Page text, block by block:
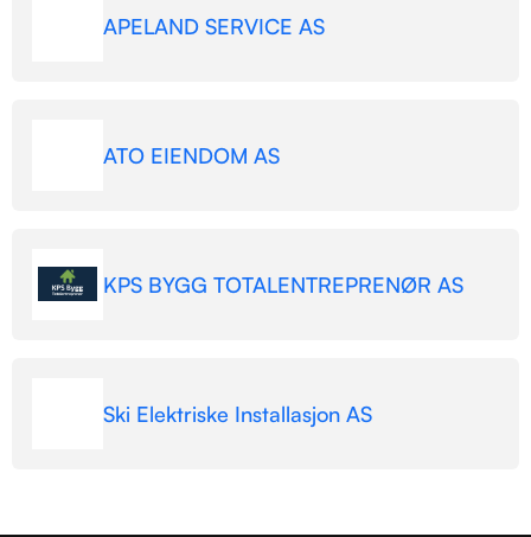
APELAND SERVICE AS
ATO EIENDOM AS
KPS BYGG TOTALENTREPRENØR AS
Ski Elektriske Installasjon AS